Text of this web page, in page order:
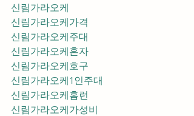
신림가라오케
신림가라오케가격
신림가라오케주대
신림가라오케혼자
신림가라오케호구
신림가라오케1인주대
신림가라오케홈런
신림가라오케가성비